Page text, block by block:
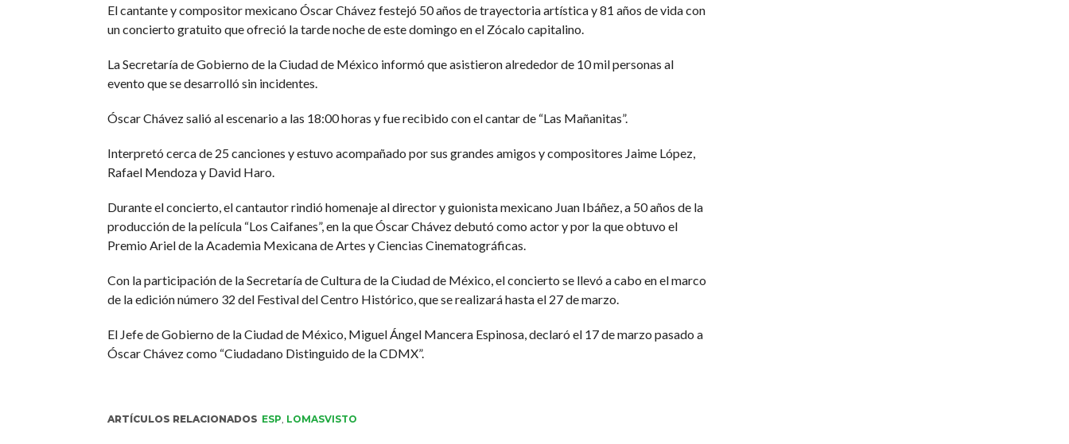
El cantante y compositor mexicano Óscar Chávez festejó 50 años de trayectoria artística y 81 años de vida con
un concierto gratuito que ofreció la tarde noche de este domingo en el Zócalo capitalino.
La Secretaría de Gobierno de la Ciudad de México informó que asistieron alrededor de 10 mil personas al
evento que se desarrolló sin incidentes.
Óscar Chávez salió al escenario a las 18:00 horas y fue recibido con el cantar de “Las Mañanitas”.
Interpretó cerca de 25 canciones y estuvo acompañado por sus grandes amigos y compositores Jaime López,
Rafael Mendoza y David Haro.
Durante el concierto, el cantautor rindió homenaje al director y guionista mexicano Juan Ibáñez, a 50 años de la
producción de la película “Los Caifanes”, en la que Óscar Chávez debutó como actor y por la que obtuvo el
Premio Ariel de la Academia Mexicana de Artes y Ciencias Cinematográficas.
Con la participación de la Secretaría de Cultura de la Ciudad de México, el concierto se llevó a cabo en el marco
de la edición número 32 del Festival del Centro Histórico, que se realizará hasta el 27 de marzo.
El Jefe de Gobierno de la Ciudad de México, Miguel Ángel Mancera Espinosa, declaró el 17 de marzo pasado a
Óscar Chávez como “Ciudadano Distinguido de la CDMX”.
ARTÍCULOS RELACIONADOS ESP LOMASVISTO